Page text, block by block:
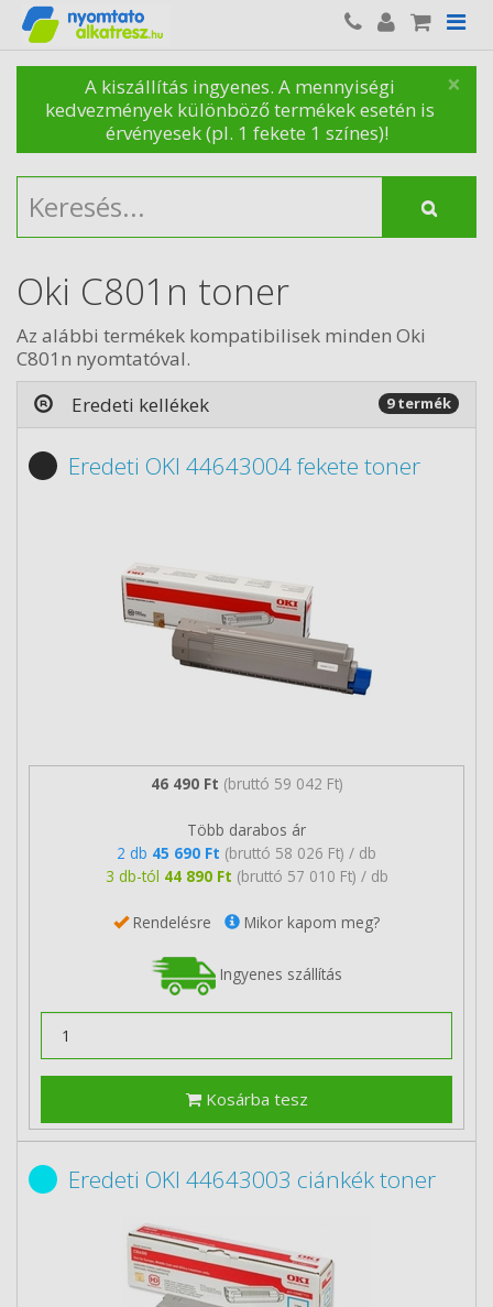
×
A kiszállítás ingyenes. A mennyiségi
kedvezmények különböző termékek esetén is
érvényesek (pl. 1 fekete 1 színes)!
Oki C801n toner
Az alábbi termékek kompatibilisek minden Oki
C801n nyomtatóval.
Eredeti kellékek
9 termék
Eredeti OKI 44643004 fekete toner
46 490 Ft (bruttó 59 042 Ft)
Több darabos ár
2 db 45 690 Ft (bruttó 58 026 Ft) / db
3 db-tól 44 890 Ft (bruttó 57 010 Ft) / db
Rendelésre Mikor kapom meg?
Ingyenes szállítás
Kosárba tesz
Eredeti OKI 44643003 ciánkék toner